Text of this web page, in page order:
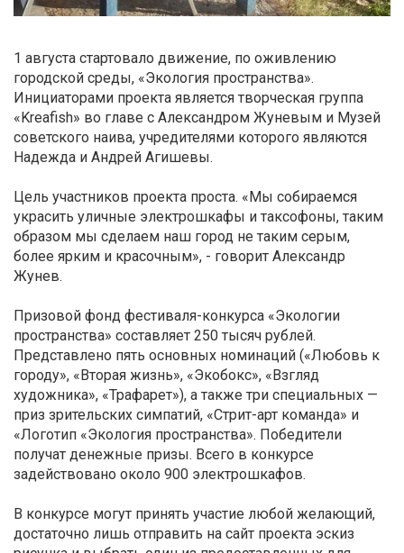
1 августа стартовало движение, по оживлению
городской среды, «Экология пространства».
Инициаторами проекта является творческая группа
«Kreafish» во главе с Александром Жуневым и Музей
советского наива, учредителями которого являются
Надежда и Андрей Агишевы.
Цель участников проекта проста. «Мы собираемся
украсить уличные электрошкафы и таксофоны, таким
образом мы сделаем наш город не таким серым,
более ярким и красочным», - говорит Александр
Жунев.
Призовой фонд фестиваля-конкурса «Экологии
пространства» составляет 250 тысяч рублей.
Представлено пять основных номинаций («Любовь к
городу», «Вторая жизнь», «Экобокс», «Взгляд
художника», «Трафарет»), а также три специальных —
приз зрительских симпатий, «Стрит-арт команда» и
«Логотип «Экология пространства». Победители
получат денежные призы. Всего в конкурсе
задействовано около 900 электрошкафов.
В конкурсе могут принять участие любой желающий,
достаточно лишь отправить на сайт проекта эскиз